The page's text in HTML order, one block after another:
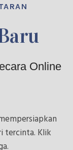
Online
tercinta. Klik